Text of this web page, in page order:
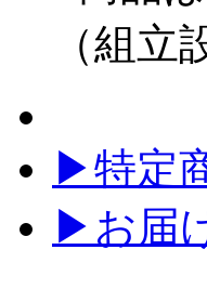
（組
▶特定
▶お届